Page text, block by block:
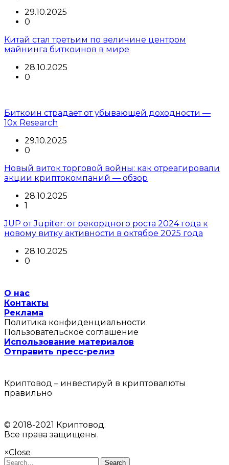
29.10.2025
0
Китай стал третьим по величине центром
майнинга биткоинов в мире
28.10.2025
0
Биткоин страдает от убывающей доходности —
10x Research
29.10.2025
0
Новый виток торговой войны: как отреагировали
акции криптокомпаний — обзор
28.10.2025
1
JUP от Jupiter: от рекордного роста 2024 года к
новому витку активности в октябре 2025 года
28.10.2025
0
О нас
Контакты
Реклама
Политика конфиденциальности
Пользовательское соглашение
Использование материалов
Отправить пресс-релиз
Криптовод – инвестируй в криптовалюты
правильно
© 2018-2021 Криптовод.
Все права защищены.
×Close
Search